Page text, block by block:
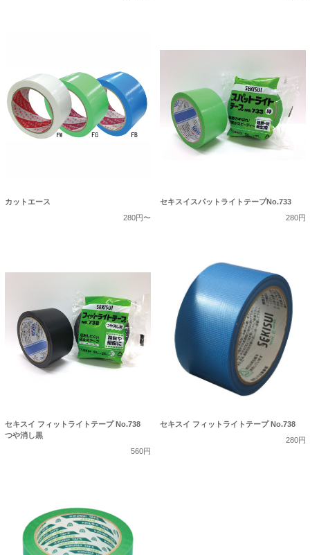
カットエース
280円〜
セキスイスパットライトテープNo.733
280円
セキスイ フィットライトテープ No.738
つや消し黒
560円
セキスイ フィットライトテープ No.738
280円